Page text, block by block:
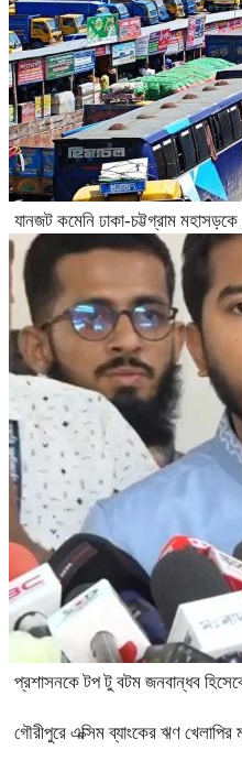
যানজট কমেনি ঢাকা-চট্টগ্রাম
প্রশাসনকে টপ টু বটম জনবান্ধব
গৌরীপুরে এক্সিম ব্যাংকের ঋণ